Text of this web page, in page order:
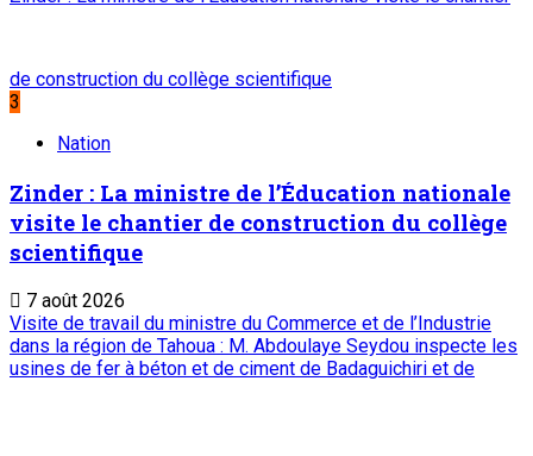
de construction du collège scientifique
3
Nation
Zinder : La ministre de l’Éducation nationale
visite le chantier de construction du collège
scientifique
7 août 2026
Visite de travail du ministre du Commerce et de l’Industrie
dans la région de Tahoua : M. Abdoulaye Seydou inspecte les
usines de fer à béton et de ciment de Badaguichiri et de